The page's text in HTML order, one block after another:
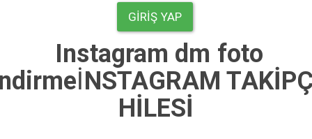
GIRIŞ YAP
Instagram dm foto
İNSTAGRAM
HİLESİ